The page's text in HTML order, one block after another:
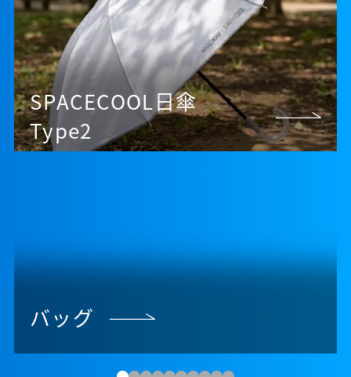
SPACECOOL日傘
Type2
バッグ